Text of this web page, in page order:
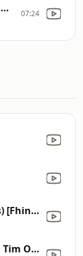
Old Friend (Featuring Tom Odell) 07:24
Stumble (feat. Parcels) [Fhin Flip]
Be My Baby Still (feat. Tim O'Brien)